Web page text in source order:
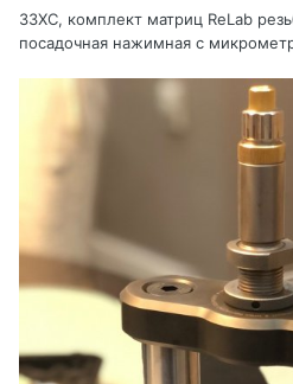
33XC, комплект матриц ReLab
посадочная нажимная с